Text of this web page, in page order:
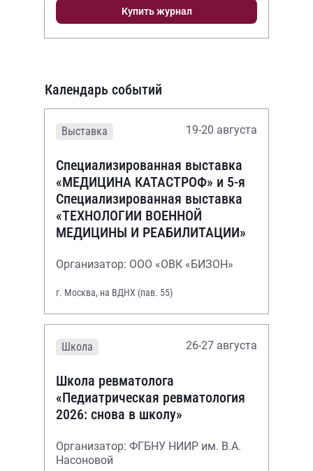
Купить журнал
Календарь событий
Выставка 19-20 августа
Специализированная выставка
«МЕДИЦИНА КАТАСТРОФ» и 5-я
Специализированная выставка
«ТЕХНОЛОГИИ ВОЕННОЙ
МЕДИЦИНЫ И РЕАБИЛИТАЦИИ»
Организатор: ООО «ОВК «БИЗОН»
г. Москва, на ВДНХ (пав. 55)
Школа 26-27 августа
Школа ревматолога
«Педиатрическая ревматология
2026: снова в школу»
Организатор: ФГБНУ НИИР им. В.А.
Насоновой